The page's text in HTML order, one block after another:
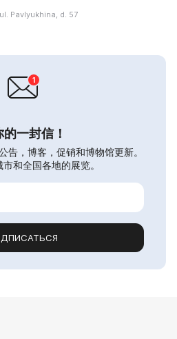
Pavlyukhina, d. 57
一封信！
告，博客，促销和博物馆更新。
和全国各地的展览。